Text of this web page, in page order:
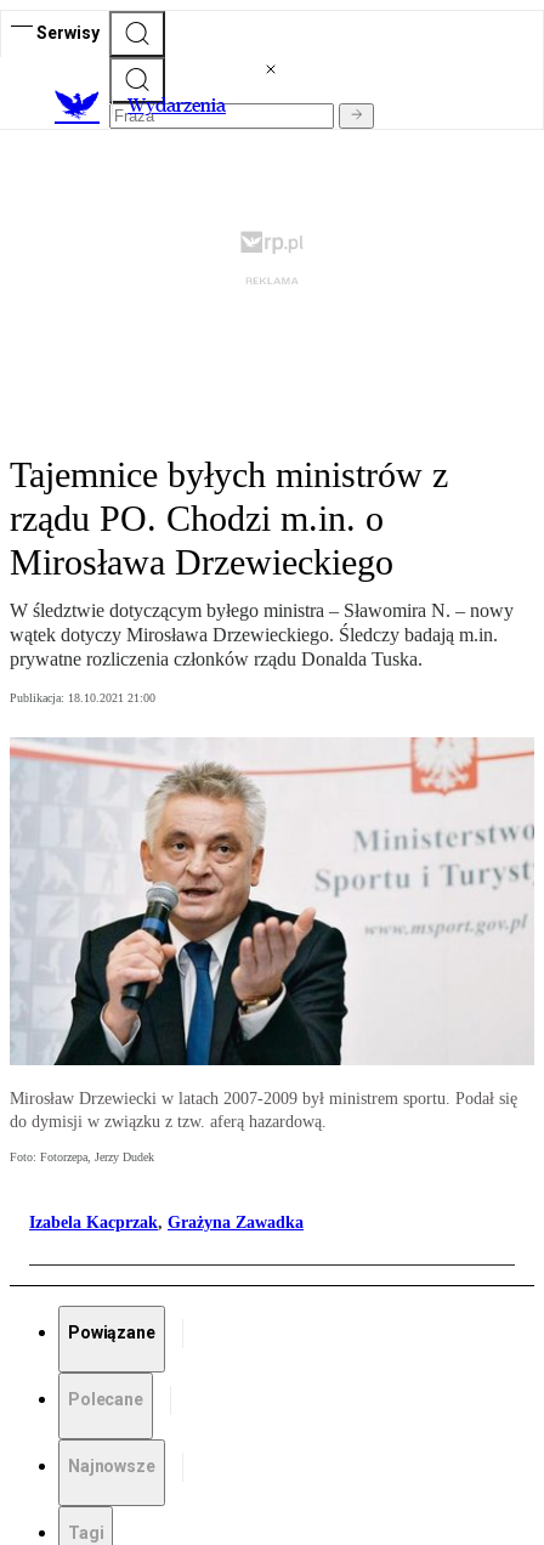
Serwisy
Wydarzenia
Tajemnice byłych ministrów z
rządu PO. Chodzi m.in. o
Mirosława Drzewieckiego
W śledztwie dotyczącym byłego ministra – Sławomira N. – nowy
wątek dotyczy Mirosława Drzewieckiego. Śledczy badają m.in.
prywatne rozliczenia członków rządu Donalda Tuska.
Publikacja: 18.10.2021 21:00
Mirosław Drzewiecki w latach 2007-2009 był ministrem sportu. Podał się
do dymisji w związku z tzw. aferą hazardową.
Foto: Fotorzepa, Jerzy Dudek
Izabela Kacprzak, Grażyna Zawadka
Powiązane
Polecane
Najnowsze
Tagi